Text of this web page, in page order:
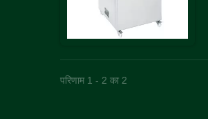
परिणाम 1 - 2 का 2